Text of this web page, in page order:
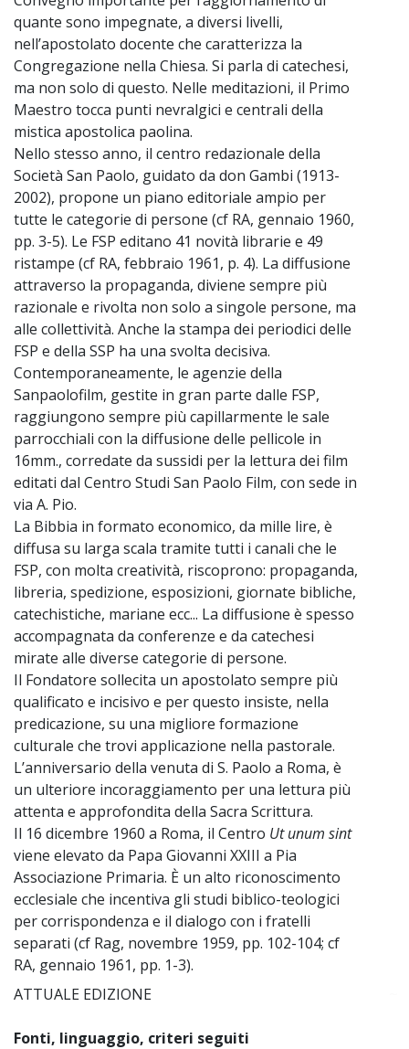
quante sono impegnate, a diversi livelli,
nell’apostolato docente che caratterizza la
Congregazione nella Chiesa. Si parla di catechesi,
ma non solo di questo. Nelle meditazioni, il Primo
Maestro tocca punti nevralgici e centrali della
mistica apostolica paolina.
Nello stesso anno, il centro redazionale della
Società San Paolo, guidato da don Gambi (1913-
2002), propone un piano editoriale ampio per
tutte le categorie di persone (cf RA, gennaio 1960,
pp. 3-5). Le FSP editano 41 novità librarie e 49
ristampe (cf RA, febbraio 1961, p. 4). La diffusione
attraverso la propaganda, diviene sempre più
razionale e rivolta non solo a singole persone, ma
alle collettività. Anche la stampa dei periodici delle
FSP e della SSP ha una svolta decisiva.
Contemporaneamente, le agenzie della
Sanpaolofilm, gestite in gran parte dalle FSP,
raggiungono sempre più capillarmente le sale
parrocchiali con la diffusione delle pellicole in
16mm., corredate da sussidi per la lettura dei film
editati dal Centro Studi San Paolo Film, con sede in
via A. Pio.
La Bibbia in formato economico, da mille lire, è
diffusa su larga scala tramite tutti i canali che le
FSP, con molta creatività, riscoprono: propaganda,
libreria, spedizione, esposizioni, giornate bibliche,
catechistiche, mariane ecc... La diffusione è spesso
accompagnata da conferenze e da catechesi
mirate alle diverse categorie di persone.
Il Fondatore sollecita un apostolato sempre più
qualificato e incisivo e per questo insiste, nella
predicazione, su una migliore formazione
culturale che trovi applicazione nella pastorale.
L’anniversario della venuta di S. Paolo a Roma, è
un ulteriore incoraggiamento per una lettura più
attenta e approfondita della Sacra Scrittura.
Il 16 dicembre 1960 a Roma, il Centro Ut unum sint
viene elevato da Papa Giovanni XXIII a Pia
Associazione Primaria. È un alto riconoscimento
ecclesiale che incentiva gli studi biblico-teologici
per corrispondenza e il dialogo con i fratelli
separati (cf Rag, novembre 1959, pp. 102-104; cf
RA, gennaio 1961, pp. 1-3).
ATTUALE EDIZIONE
Fonti, linguaggio, criteri seguiti